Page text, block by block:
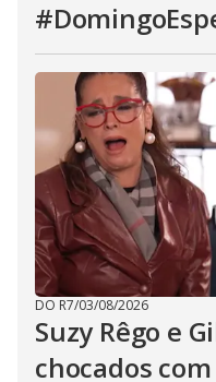
DO R7/03/08/2026
Suzy Rêgo e
chocados